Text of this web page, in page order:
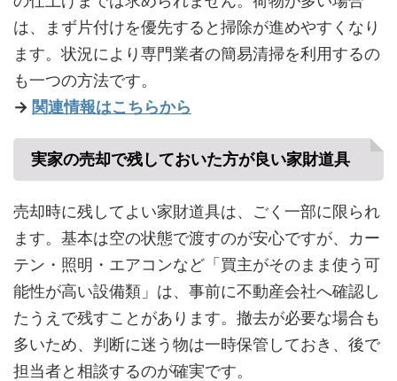
は、まず片付けを優先すると掃除が進めやすくなり
ます。状況により専門業者の簡易清掃を利用するの
も一つの方法です。
→ 関連情報はこちらから
実家の売却で残しておいた方が良い家財道具
売却時に残してよい家財道具は、ごく一部に限られ
ます。基本は空の状態で渡すのが安心ですが、カー
テン・照明・エアコンなど「買主がそのまま使う可
能性が高い設備類」は、事前に不動産会社へ確認し
たうえで残すことがあります。撤去が必要な場合も
多いため、判断に迷う物は一時保管しておき、後で
担当者と相談するのが確実です。